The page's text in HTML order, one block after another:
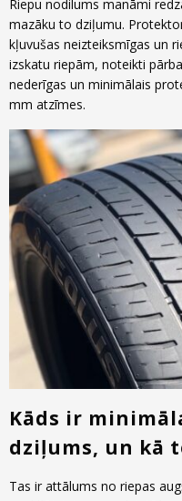
Riepu nodilums manāmi
mazāku to dziļumu.
kļuvušas neizteiksmīgas un
izskatu riepām, noteikti
nederīgas un minimālais
mm atzīmes.
Kāds ir
dziļums, un kā
Tas ir attālums no riepas